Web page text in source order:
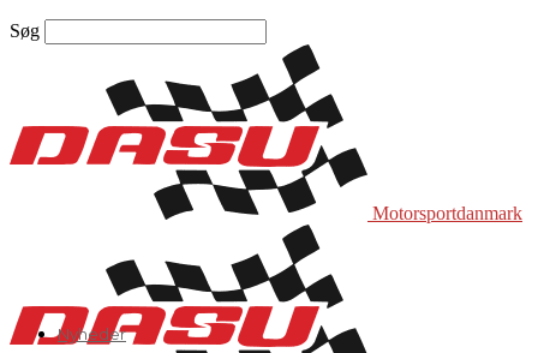
Søg
Motorsportdanmark
Nyheder